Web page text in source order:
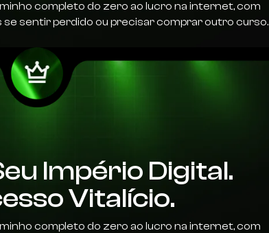
completo do zero ao lucro na internet, com
se sentir perdido ou precisar comprar outro curso.
Império Digital.
Vitalício.
completo do zero ao lucro na internet, com